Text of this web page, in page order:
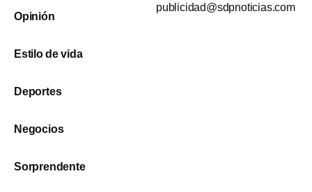
Opinión
Estilo de vida
Deportes
Negocios
Sorprendente
publicidad@sdpnoticias.com